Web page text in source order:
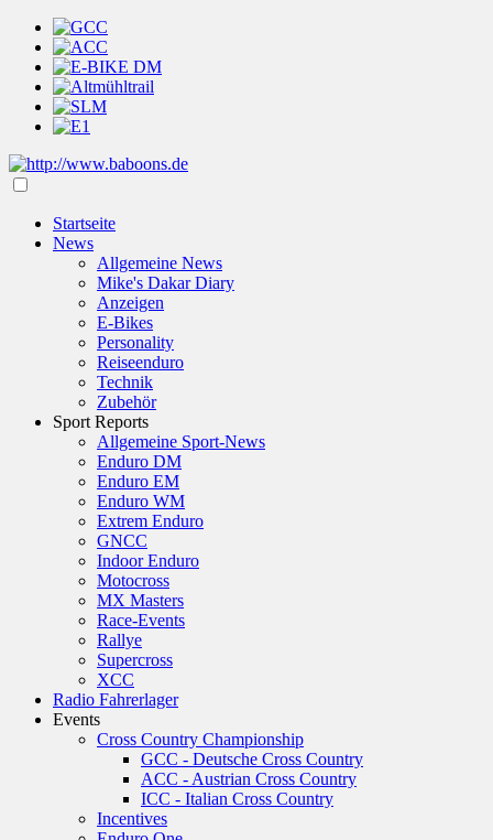
Startseite
News
Allgemeine News
Mike's Dakar Diary
Anzeigen
E-Bikes
Personality
Reiseenduro
Technik
Zubehör
Sport Reports
Allgemeine Sport-News
Enduro DM
Enduro EM
Enduro WM
Extrem Enduro
GNCC
Indoor Enduro
Motocross
MX Masters
Race-Events
Rallye
Supercross
XCC
Radio Fahrerlager
Events
Cross Country Championship
GCC - Deutsche Cross Country
ACC - Austrian Cross Country
ICC - Italian Cross Country
Incentives